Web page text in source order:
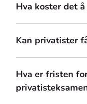
Hva koster det
Kan privatister
Hva er fristen